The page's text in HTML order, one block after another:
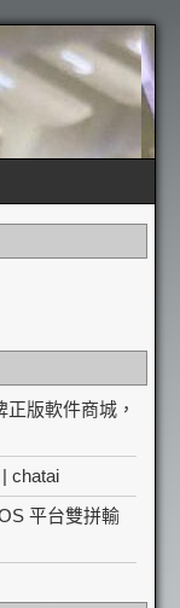
正版軟件商城，
chatai
平台雙拼輸